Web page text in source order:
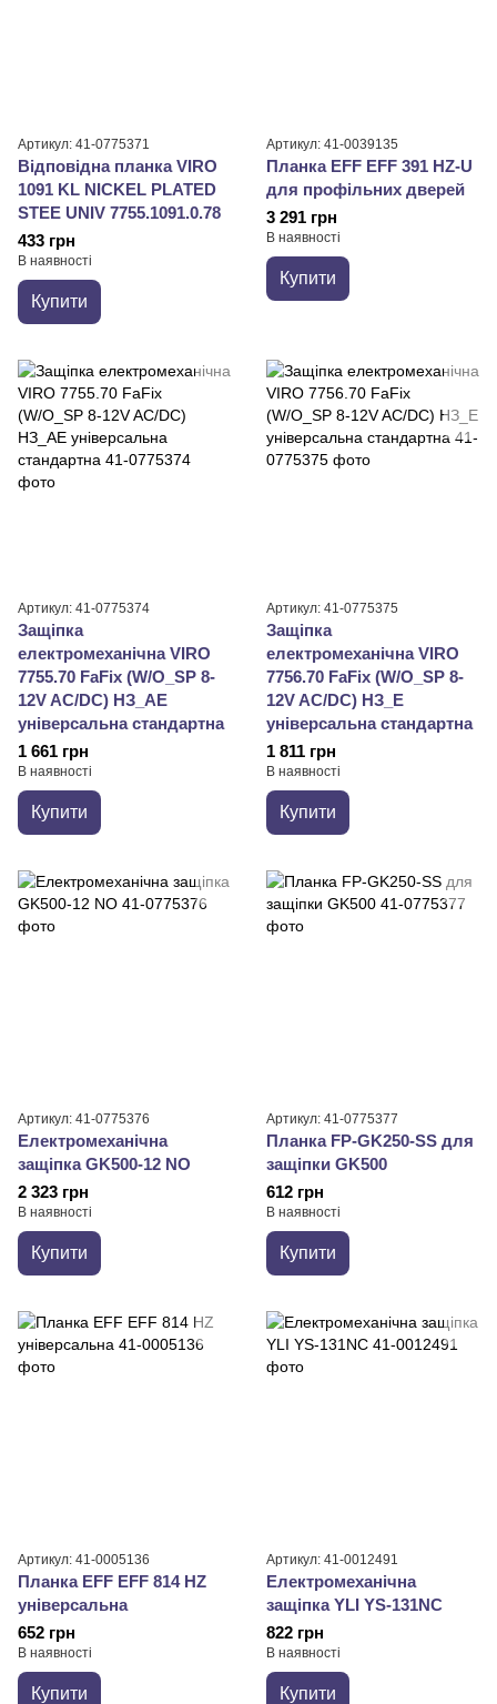
Артикул: 41-0775371
Відповідна планка VIRO
1091 KL NICKEL PLATED
STEE UNIV 7755.1091.0.78
433 грн
В наявності
Купити
Артикул: 41-0039135
Планка EFF EFF 391 HZ-U
для профільних дверей
3 291 грн
В наявності
Купити
Артикул: 41-0775374
Защіпка
електромеханічна VIRO
7755.70 FaFix (W/O_SP 8-
12V AC/DC) НЗ_АЕ
універсальна стандартна
1 661 грн
В наявності
Купити
Артикул: 41-0775375
Защіпка
електромеханічна VIRO
7756.70 FaFix (W/O_SP 8-
12V AC/DC) НЗ_Е
універсальна стандартна
1 811 грн
В наявності
Купити
Артикул: 41-0775376
Електромеханічна
защіпка GK500-12 NO
2 323 грн
В наявності
Купити
Артикул: 41-0775377
Планка FP-GK250-SS для
защіпки GK500
612 грн
В наявності
Купити
Артикул: 41-0005136
Планка EFF EFF 814 HZ
універсальна
652 грн
В наявності
Купити
Артикул: 41-0012491
Електромеханічна
защіпка YLI YS-131NC
822 грн
В наявності
Купити